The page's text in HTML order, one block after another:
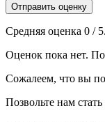
Отправить оценку
Средняя оценка 0 /
Оценок пока нет.
Сожалеем, что вы
Позвольте нам